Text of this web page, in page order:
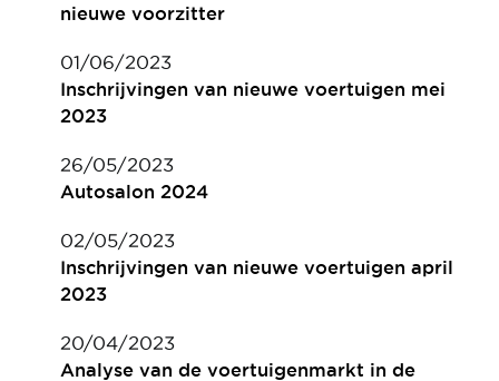
nieuwe voorzitter
01/06/2023
Inschrijvingen van nieuwe voertuigen mei
2023
26/05/2023
Autosalon 2024
02/05/2023
Inschrijvingen van nieuwe voertuigen april
2023
20/04/2023
Analyse van de voertuigenmarkt in de